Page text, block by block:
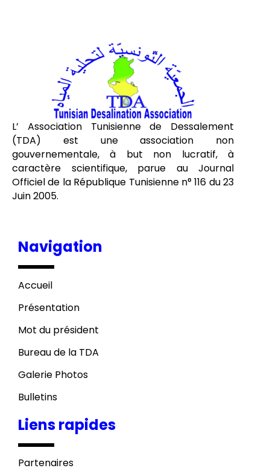
L’ Association Tunisienne de Dessalement
(TDA) est une association non
gouvernementale, à but non lucratif, à
caractère scientifique, parue au Journal
Officiel de la République Tunisienne n° 116 du 23
Juin 2005.
Navigation
Accueil
Présentation
Mot du président
Bureau de la TDA
Galerie Photos
Bulletins
Liens rapides
Partenaires